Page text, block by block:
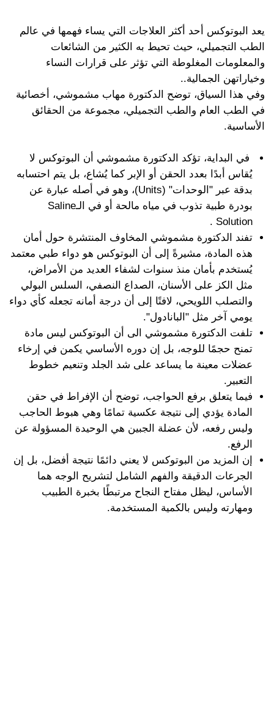
يعد البوتوكس أحد أكثر العلاجات التي يساء فهمها في عالم
الطب التجميلي، حيث تحيط به الكثير من الشائعات
والمعلومات المغلوطة التي تؤثر على قرارات النساء
وخياراتهن الجمالية..
وفي هذا السياق، توضح الدكتورة مهاب مشموشي، أخصائية
في الطب العام والطب التجميلي، مجموعة من الحقائق
الأساسية.
في البداية، تؤكد الدكتورة مشموشي أن البوتوكس لا
يُقاس أبدًا بعدد الحقن أو الإبر كما يُشاع، بل يتم احتسابه
بدقة عبر "الوحدات" (Units)، وهو في أصله عبارة عن
بودرة طبية تذوب في مياه مالحة أو في الـSaline
Solution .
تفند الدكتورة مشموشي المخاوف المنتشرة حول أمان
هذه المادة، مشيرةً إلى أن البوتوكس هو دواء طبي معتمد
يُستخدم بأمان منذ سنوات لشفاء العديد من الأمراض،
مثل الكز على الأسنان، الصداع النصفي، السلس البولي
والتصلب اللويحي، لافتًا إلى أن درجة أمانه تجعله كأي دواء
يومي آخر مثل "البانادول".
تلفت الدكتورة مشموشي الى أن البوتوكس ليس مادة
تمنح حجمًا للوجه، بل إن دوره الأساسي يكمن في إرخاء
عضلات معينة ما يساعد على شد الجلد وتنعيم خطوط
التعبير.
فيما يتعلق برفع الحواجب، توضح أن الإفراط في حقن
المادة يؤدي إلى نتيجة عكسية تمامًا وهي هبوط الحاجب
وليس رفعه، لأن عضلة الجبين هي الوحيدة المسؤولة عن
الرفع.
إن المزيد من البوتوكس لا يعني دائمًا نتيجة أفضل، بل إن
الجرعات الدقيقة والفهم الشامل لتشريح الوجه هما
الأساس، ليظل مفتاح النجاح مرتبطًا بخبرة الطبيب
ومهارته وليس بالكمية المستخدمة.